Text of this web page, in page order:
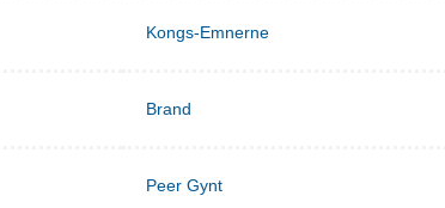
Kongs-Emnerne
Brand
Peer Gynt